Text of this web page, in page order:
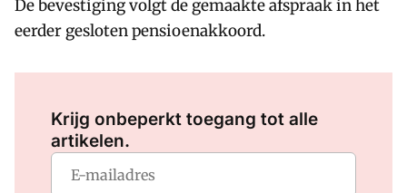
De bevestiging volgt de gemaakte afspraak in het
eerder gesloten pensioenakkoord.
Krijg onbeperkt toegang tot alle
artikelen.